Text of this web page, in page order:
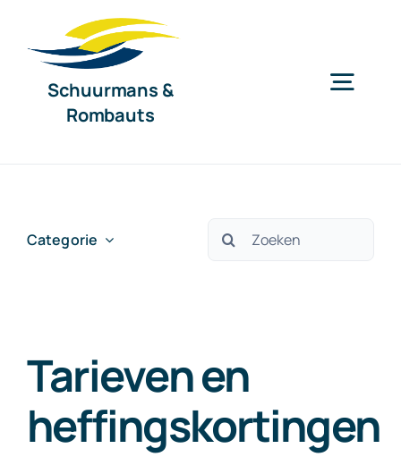
naar
Schuurmans &
Rombauts
Exact Online
Categorie
Zoeken
Tarieven en
heffingskortingen